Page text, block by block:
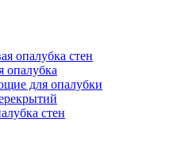
опалубка стен
опалубка
для опалубки
стен